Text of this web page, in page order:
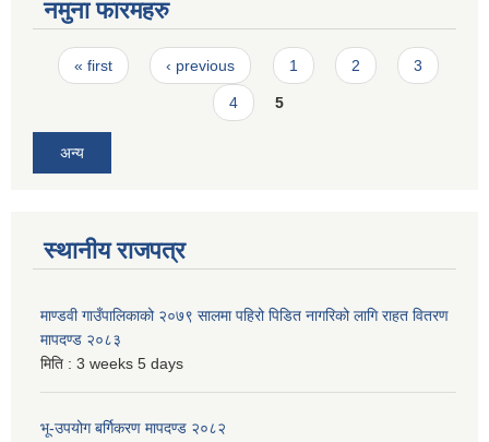
नमुना फारमहरु
Pages
« first ‹ previous 1 2 3
4 5
अन्य
स्थानीय राजपत्र
माण्डवी गाउँपालिकाको २०७९ सालमा पहिरो पिडित नागरिको लागि राहत वितरण
मापदण्ड २०८३
मिति : 3 weeks 5 days
भू-उपयोग बर्गिकरण मापदण्ड २०८२